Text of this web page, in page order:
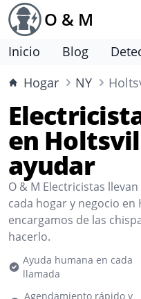
O & M
Inicio Blog
Hogar
NY
en
ayudar
O & M Electricistas
cada hogar y negocio
encargamos de las
hacerlo.
Ayuda humana en cada
llamada
Agendamiento rápido y